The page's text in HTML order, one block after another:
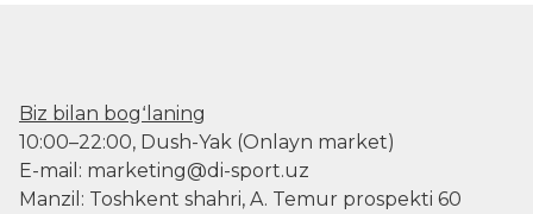
Biz bilan bogʻlaning
10:00–22:00, Dush-Yak (Onlayn market)
E-mail: marketing@di-sport.uz
Manzil: Toshkent shahri, A. Temur prospekti 60